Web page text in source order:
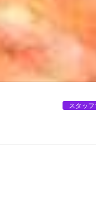
スタッ